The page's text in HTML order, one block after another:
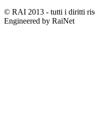
© RAI 2013 - tutti i diritti
Engineered by RaiNet